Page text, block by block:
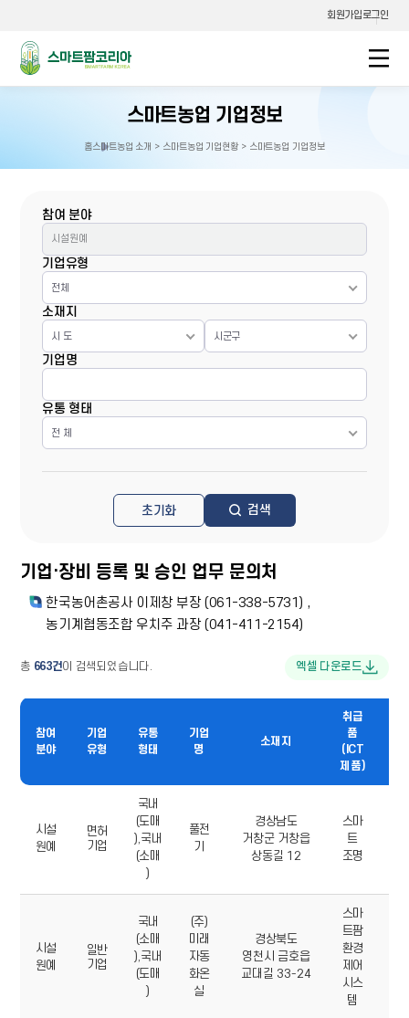
회원가입로그인
스마트팜코리아
스마트농업 기업정보
홈으로
홈스마트농업 소개 > 스마트농업 기업현황 > 스마트농업 기업정보
참여 분야
기업유형
전체
소재지
시 도 시군구
기업명
유통 형태
전 체
초기화 검색
기업·장비 등록 및 승인 업무 문의처
한국농어촌공사 이제창 부장 (061-338-5731) ,
농기계협동조합 우치주 과장 (041-411-2154)
총 663건이 검색되었습니다. 엑셀 다운로드
검색
테이블
분야,
유통
형태,
기업명,
구성
참여
분야
기업
유형
유통
형태
기업
명
소재지
취급
품
(ICT
제품)
시설
원예
면허
기업
국내
(도매
),국내
(소매
)
풀전
기
경상남도
거창군 거창읍
상동길 12
스마
트
조명
시설
원예
일반
기업
국내
(소매
),국내
(도매
)
(주)
미래
자동
화온
실
경상북도
영천시 금호읍
교대길 33-24
스마
트팜
환경
제어
시스
템